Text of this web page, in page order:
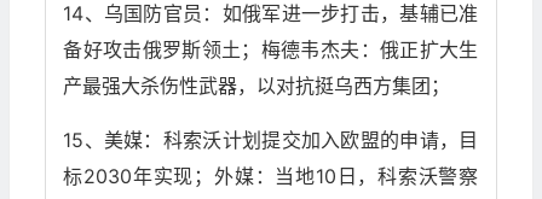
14、乌国防官员：如俄军进一步打击，基辅已准
备好攻击俄罗斯领土；梅德韦杰夫：俄正扩大生
产最强大杀伤性武器，以对抗挺乌西方集团；
15、美媒：科索沃计划提交加入欧盟的申请，目
标2030年实现；外媒：当地10日，科索沃警察